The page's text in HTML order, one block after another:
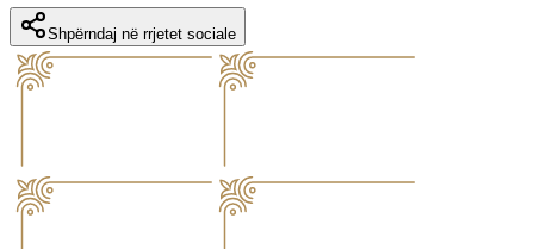
Shpërndaj në rrjetet sociale